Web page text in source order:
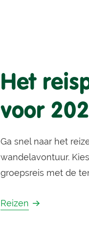
Het
voor
Ga snel naar het
wandelavontuur.
groepsreis met de
Reizen